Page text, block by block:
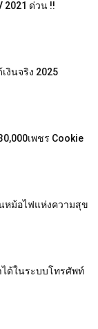
2021 ด่วน !!
งินจริง 2025
เพชร Cookie
หม้อไฟแห่งความสุข
ได้ในระบบโทรศัพท์